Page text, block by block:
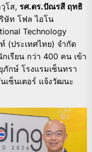
โส, รศ.ดร.ปัณรสี ฤทธิ
ษัท โฟล ไอโน
Technology
(ประเทศไทย) จำกัด
เรียน กว่า 400 คน เข้า
กษ์ โรงแรมเซ็นทรา
เซ็นเตอร์ แจ้งวัฒนะ